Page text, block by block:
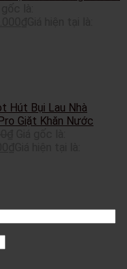
Hút Bụi Lau Nhà
Giặt Khăn Nước